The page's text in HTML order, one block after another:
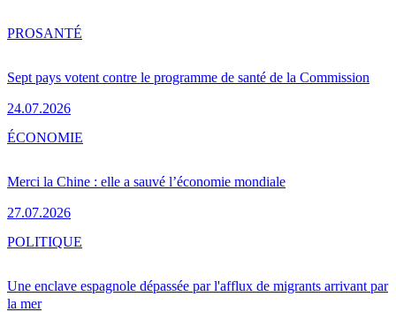
Sept pays votent contre le programme de santé de la Commission
24.07.2026
PROSANTÉ
Merci la Chine : elle a sauvé l’économie mondiale
27.07.2026
ÉCONOMIE
Une enclave espagnole dépassée par l'afflux de migrants arrivant par
la mer
POLITIQUE